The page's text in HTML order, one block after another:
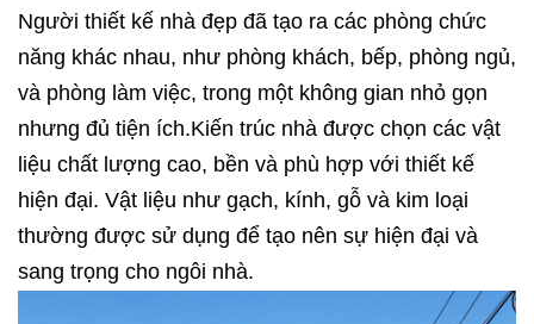
Người thiết kế nhà đẹp đã tạo ra các phòng chức
năng khác nhau, như phòng khách, bếp, phòng ngủ,
và phòng làm việc, trong một không gian nhỏ gọn
nhưng đủ tiện ích.Kiến trúc nhà được chọn các vật
liệu chất lượng cao, bền và phù hợp với thiết kế
hiện đại. Vật liệu như gạch, kính, gỗ và kim loại
thường được sử dụng để tạo nên sự hiện đại và
sang trọng cho ngôi nhà.